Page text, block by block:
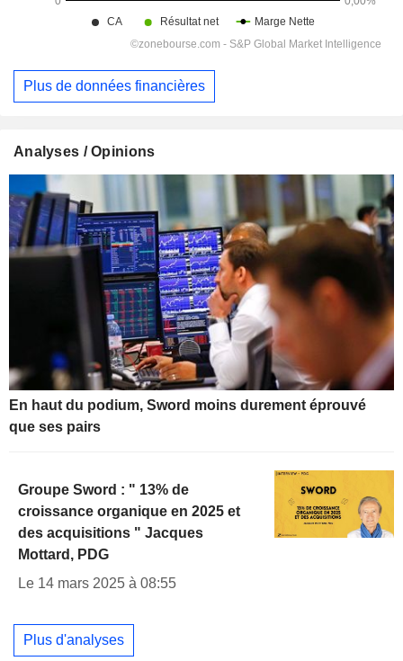
Plus de données financières
Analyses / Opinions
En haut du podium, Sword moins durement éprouvé
que ses pairs
Groupe Sword : " 13% de
croissance organique en 2025 et
des acquisitions " Jacques
Mottard, PDG
Le 14 mars 2025 à 08:55
Plus d'analyses